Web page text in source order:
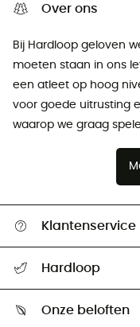
Over ons
Bij Hardloop geloven
moeten staan ​​in ons
een atleet op hoog
voor goede uitrusting
waarop we graag
Klantenservice
Mijn zending volgen
Retourzendingen &
Hardloop
Onze beloften